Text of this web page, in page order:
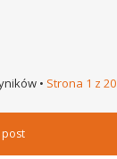
• Strona 1 z 20
post